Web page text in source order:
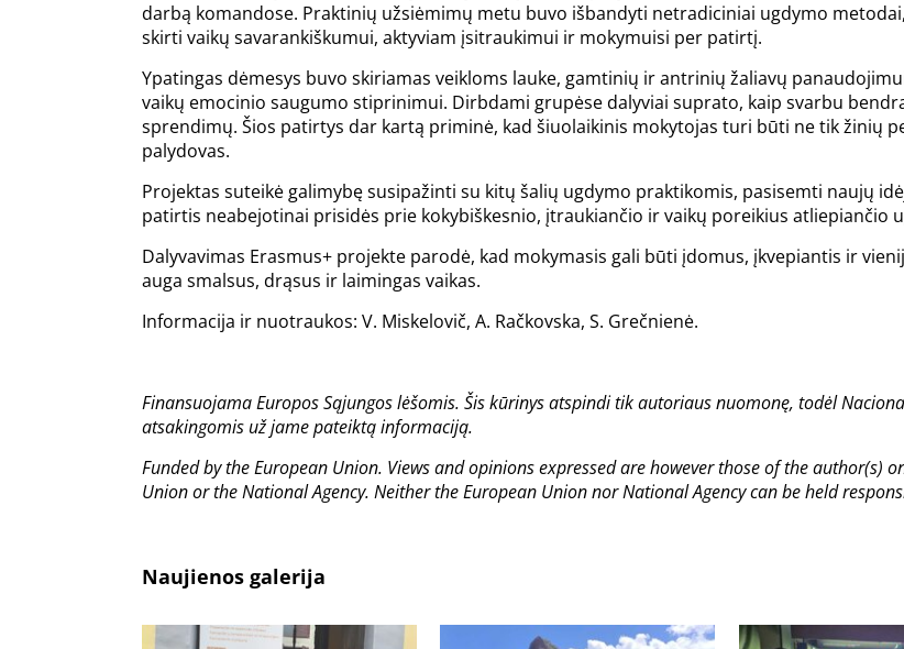
darbą komandose. Praktinių užsiėmimų metu buvo išbandyti netradiciniai ugdymo
skirti vaikų savarankiškumui, aktyviam įsitraukimui ir mokymuisi per patirtį.
Ypatingas dėmesys buvo skiriamas veikloms lauke, gamtinių ir antrinių žaliavų
vaikų emocinio saugumo stiprinimui. Dirbdami grupėse dalyviai suprato, kaip svarbu
sprendimų. Šios patirtys dar kartą priminė, kad šiuolaikinis mokytojas turi būti ne tik žinių
palydovas.
Projektas suteikė galimybę susipažinti su kitų šalių ugdymo praktikomis, pasisemti naujų
patirtis neabejotinai prisidės prie kokybiškesnio, įtraukiančio ir vaikų poreikius atliepiančio
Dalyvavimas Erasmus+ projekte parodė, kad mokymasis gali būti įdomus, įkvepiantis ir
auga smalsus, drąsus ir laimingas vaikas.
Informacija ir nuotraukos: V. Miskelovič, A. Račkovska, S. Grečnienė.
Finansuojama Europos Sąjungos lėšomis. Šis kūrinys atspindi tik autoriaus nuomonę, todėl
atsakingomis už jame pateiktą informaciją.
Funded by the European Union. Views and opinions expressed are however those of the author(s)
Union or the National Agency. Neither the European Union nor National Agency can be held
Naujienos galerija